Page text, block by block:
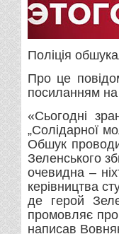
Поліція
Про це
посиланням
«Сьогодні
„Солідарної
Обшук
Зеленського
очевидна –
керівництва
де герой
промовляє
написав